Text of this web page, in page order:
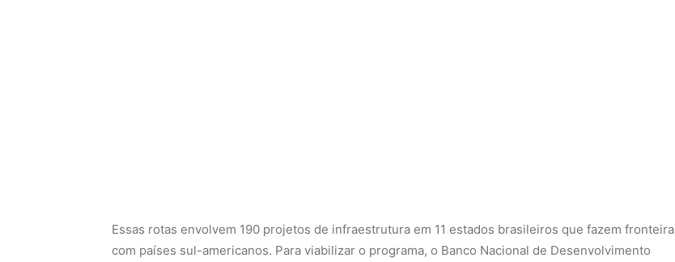
Essas rotas envolvem 190 projetos de infraestrutura em 11 estados brasileiros que fazem fronteira
com países sul-americanos. Para viabilizar o programa, o Banco Nacional de Desenvolvimento